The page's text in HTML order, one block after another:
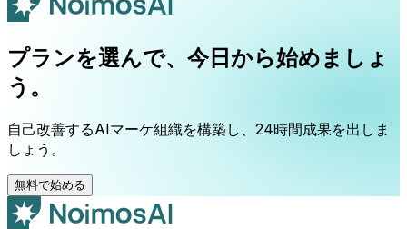
プランを選んで、今日から始めましょ
う。
自己改善するAIマーケ組織を構築し、24時間成果を出しま
しょう。
無料で始める